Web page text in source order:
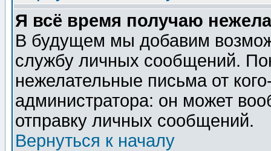
Я всё время получаю
В будущем мы добавим
службу личных сообщений.
нежелательные письма от
администратора: он может
отправку личных сообщений.
Вернуться к началу